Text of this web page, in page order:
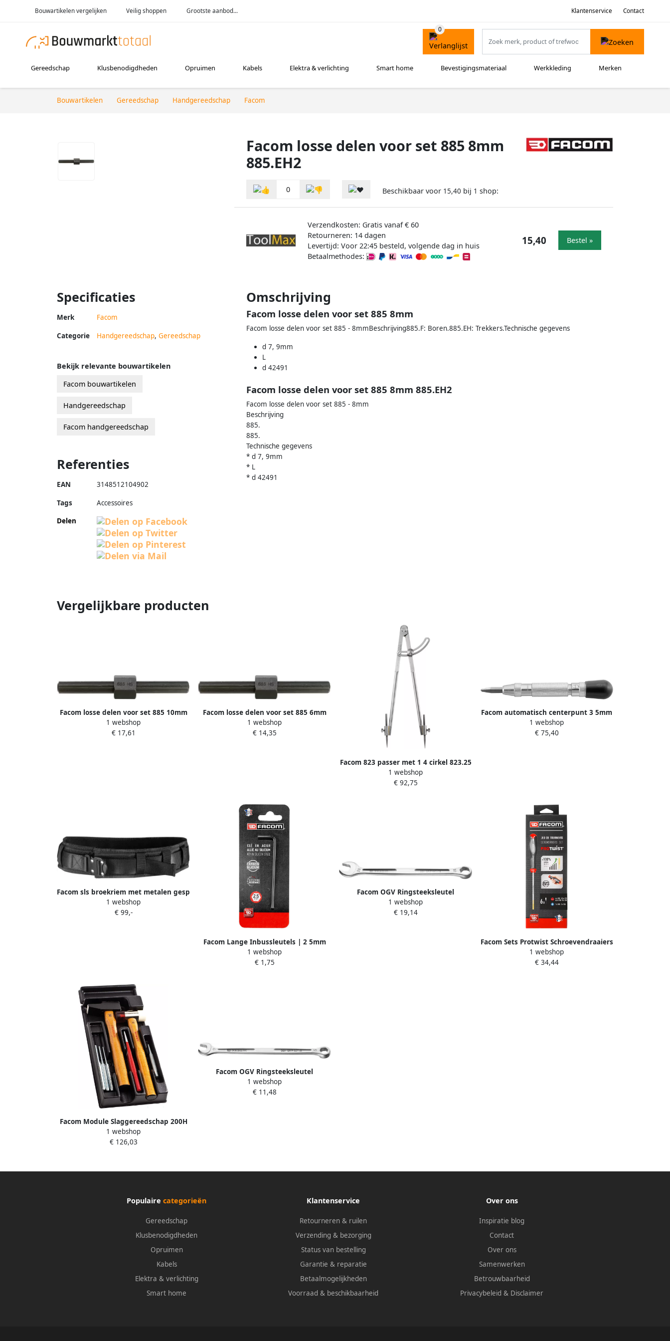
Bouwartikelen vergelijken Veilig shoppen Grootste aanbod... Klantenservice Contact
Gereedschap Klusbenodigdheden Opruimen Kabels Elektra & verlichting Smart home Bevestigingsmateriaal Werkkleding Merken
Bouwartikelen Gereedschap Handgereedschap Facom
Facom losse delen voor set 885 8mm
885.EH2
0 Beschikbaar voor 15,40 bij 1 shop:
Verzendkosten: Gratis vanaf € 60
Retourneren: 14 dagen
Levertijd: Voor 22:45 besteld, volgende dag in huis
Betaalmethodes:
15,40 Bestel »
Specificaties
Merk Facom
Categorie Handgereedschap, Gereedschap
Omschrijving
Facom losse delen voor set 885 8mm
Facom losse delen voor set 885 - 8mmBeschrijving885.F: Boren.885.EH: Trekkers.Technische gegevens
d 7, 9mm
L
d 42491
Facom losse delen voor set 885 8mm 885.EH2
Facom losse delen voor set 885 - 8mm
Beschrijving
885.
885.
Technische gegevens
* d 7, 9mm
* L
* d 42491
Bekijk relevante bouwartikelen
Facom bouwartikelen
Handgereedschap
Facom handgereedschap
Referenties
EAN 3148512104902
Tags
Accessoires
Delen
Vergelijkbare producten
Facom losse delen voor set 885 10mm
885.EH3
1 webshop
€ 17,61
Facom losse delen voor set 885 6mm
885.EH1
1 webshop
€ 14,35
Facom 823 passer met 1 4 cirkel 823.25
1 webshop
€ 92,75
Facom automatisch centerpunt 3 5mm
257A
1 webshop
€ 75,40
Facom sls broekriem met metalen gesp
met 2 punten 70-100 cm CT70-100
1 webshop
€ 99,-
Facom Lange Inbussleutels | 2 5mm
83H.2.5PB
1 webshop
€ 1,75
Facom OGV Ringsteeksleutel
Verzonken | 18 mm 441.18
1 webshop
€ 19,14
Facom Sets Protwist Schroevendraaiers
| 6-delig ATD.J6PB
1 webshop
€ 34,44
Facom Module Slaggereedschap 200H
MOD.MI1PB
1 webshop
€ 126,03
Facom OGV Ringsteeksleutel
Verzonken | 9 mm 441.9
1 webshop
€ 11,48
Populaire categorieën
Gereedschap
Klusbenodigdheden
Opruimen
Kabels
Elektra & verlichting
Smart home
Klantenservice
Retourneren & ruilen
Verzending & bezorging
Status van bestelling
Garantie & reparatie
Betaalmogelijkheden
Voorraad & beschikbaarheid
Over ons
Inspiratie blog
Contact
Over ons
Samenwerken
Betrouwbaarheid
Privacybeleid & Disclaimer